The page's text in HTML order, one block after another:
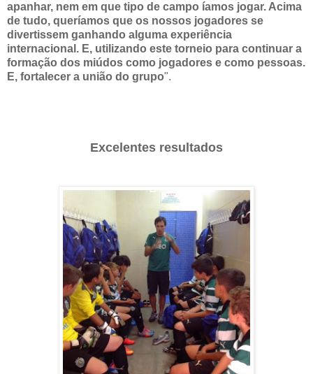
apanhar, nem em que tipo de campo íamos jogar. Acima
de tudo, queríamos que os nossos jogadores se
divertissem ganhando alguma experiência
internacional. E, utilizando este torneio para continuar a
formação dos miúdos como jogadores e como pessoas.
E, fortalecer a união do grupo".
Excelentes resultados